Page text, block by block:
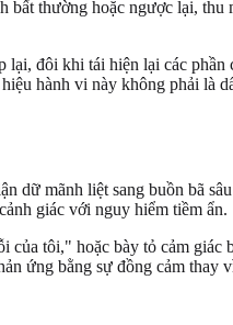
bất thường hoặc ngược lại, thu
lại, đôi khi tái hiện lại các phần
hành vi này không phải là
dữ mãnh liệt sang buồn bã
giác với nguy hiểm tiềm ẩn.
của tôi," hoặc bày tỏ cảm giác
ứng bằng sự đồng cảm thay